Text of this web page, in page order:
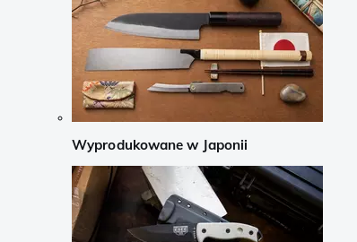
Wyprodukowane w Japonii